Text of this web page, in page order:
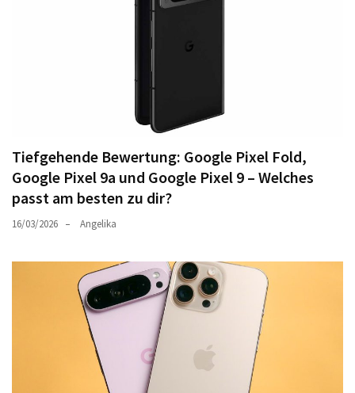
Tiefgehende Bewertung: Google Pixel Fold,
Google Pixel 9a und Google Pixel 9 – Welches
passt am besten zu dir?
16/03/2026 Angelika